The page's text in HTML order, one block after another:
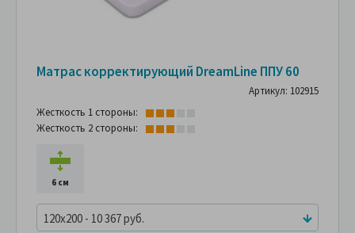
Матрас корректирующий DreamLine ППУ 60
Артикул: 102915
Жесткость 1 стороны:
Жесткость 2 стороны:
6 см
120x200 - 10 367 руб.